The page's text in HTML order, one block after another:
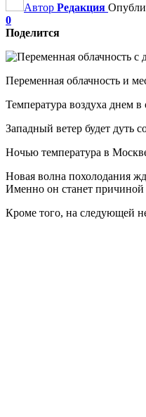
Автор Редакция
0
Поделится
Переменная облачность и
Температура воздуха днем в
Западный ветер будет дуть
Ночью температура в
Новая волна похолодания
Именно он станет причиной
Кроме того, на следующей